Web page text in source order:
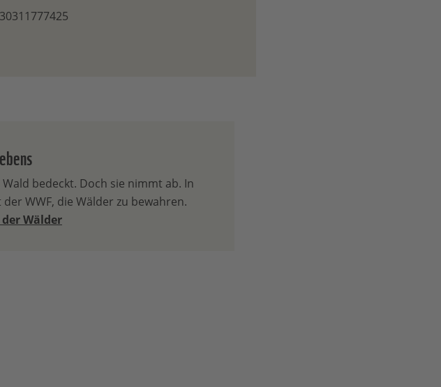
bedeckt. Doch sie nimmt ab. In
WWF, die Wälder zu bewahren.
Wälder